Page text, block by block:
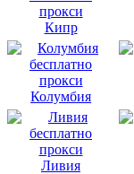
Кипр
Колумбия
Ливия